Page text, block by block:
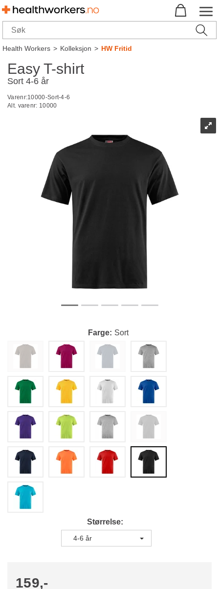
Health Workers>Kolleksjon>HW Fritid
Easy T-shirt
Sort 4-6 år
Varenr:10000-Sort-4-6
Alt. varenr: 10000
Farge Sort
Størrelse
4-6 år
159,-